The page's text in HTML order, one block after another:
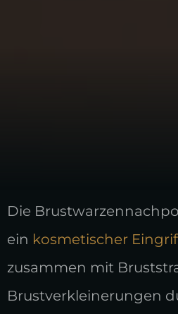
Die
ein kosmetischer
zusammen mit
Brustverkleinerungen